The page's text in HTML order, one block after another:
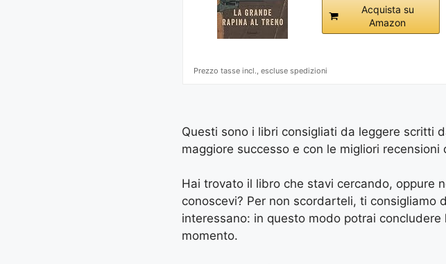
Acquista su
Amazon
Prezzo tasse incl., escluse spedizioni
Questi sono i libri consigliati da leggere scritti
maggiore successo e con le migliori recensioni
Hai trovato il libro che stavi cercando, oppure
conoscevi? Per non scordarteli, ti consigliamo
interessano: in questo modo potrai
momento.